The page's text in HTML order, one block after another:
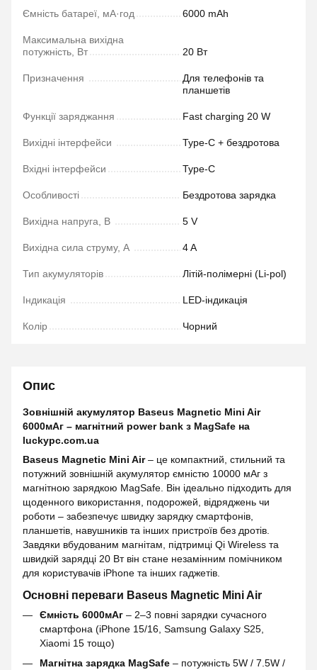
Ємність батареї, мА·год 6000 mAh
Максимальна вихідна
потужність, Вт
20 Вт
Призначення
Для телефонів та
планшетів
Функції заряджання Fast charging 20 W
Вихідні інтерфейси Type-C + бездротова
Вхідні інтерфейси Type-C
Особливості Бездротова зарядка
Вихідна напруга, В 5 V
Вихідна сила струму, А 4 A
Тип акумуляторів Літій-полімерні (Li-pol)
Індикація LED-індикація
Колір Чорний
Опис
Зовнішній акумулятор Baseus Magnetic Mini Air
6000мАг – магнітний power bank з MagSafe на
luckypc.com.ua
Baseus Magnetic Mini Air– це компактний, стильний та
потужний зовнішній акумулятор ємністю 10000 мАг з
магнітною зарядкою MagSafe. Він ідеально підходить для
щоденного використання, подорожей, відряджень чи
роботи – забезпечує швидку зарядку смартфонів,
планшетів, навушників та інших пристроїв без дротів.
Завдяки вбудованим магнітам, підтримці Qi Wireless та
швидкій зарядці 20 Вт він стане незамінним помічником
для користувачів iPhone та інших гаджетів.
Основні переваги Baseus Magnetic Mini Air
Ємність 6000мАг – 2–3 повні зарядки сучасного
смартфона (iPhone 15/16, Samsung Galaxy S25,
Xiaomi 15 тощо)
Магнітна зарядка MagSafe – потужність 5W / 7.5W /